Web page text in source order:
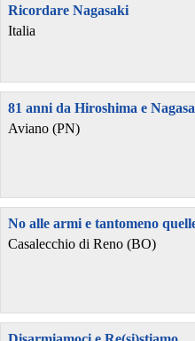
Ricordare Nagasaki
Italia
81 anni da Hiroshima e
Aviano (PN)
No alle armi e tantomeno
Casalecchio di Reno (BO)